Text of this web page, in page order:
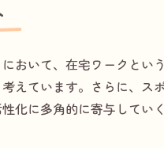
おいて、在宅ワークと
えています。さらに、
化に多角的に寄与してい